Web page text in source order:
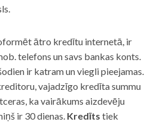
ātro kredītu internetā, ir
telefons un savs bankas konts.
ir katram un viegli pieejamas.
vajadzīgo kredīta summu
ka vairākums aizdevēju
ir 30 dienas. Kredīts tiek